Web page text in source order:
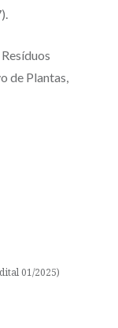
de Plantas,
01/2025)